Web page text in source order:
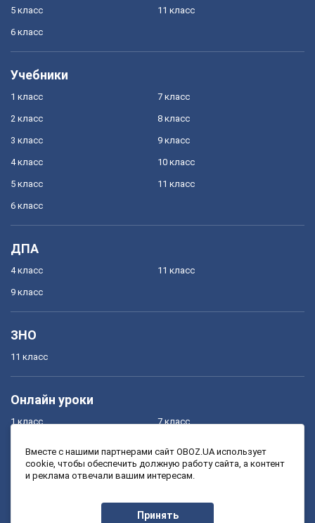
5 класс
6 класс
11 класс
Учебники
1 класс
2 класс
3 класс
4 класс
5 класс
6 класс
7 класс
8 класс
9 класс
10 класс
11 класс
ДПА
4 класс
9 класс
11 класс
ЗНО
11 класс
Онлайн уроки
1 класс
3 класс
7 класс
9 класс
Вместе с нашими партнерами сайт OBOZ.UA использует
cookie, чтобы обеспечить должную работу сайта, а контент
и реклама отвечали вашим интересам.
Принять